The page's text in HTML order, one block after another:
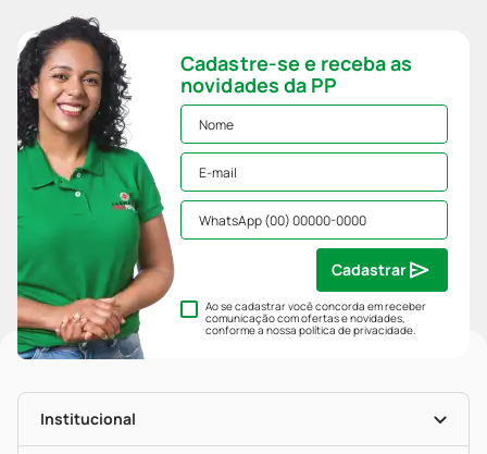
Cadastre-se e receba as
novidades da PP
Ao se cadastrar você concorda em receber
comunicação com ofertas e novidades,
conforme a nossapolítica de privacidade.
Cadastrar
Institucional